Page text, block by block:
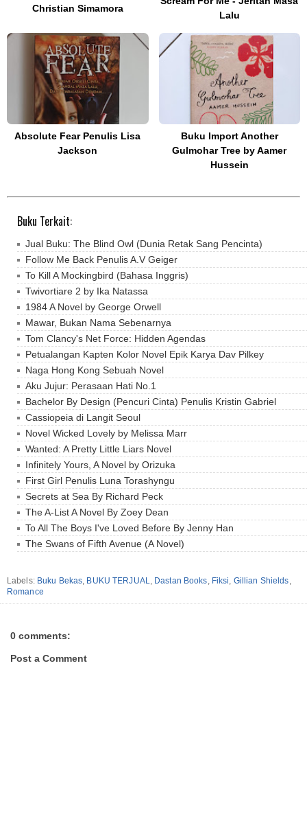
Christian Simamora
Lalu
Absolute Fear Penulis Lisa
Jackson
Buku Import Another
Gulmohar Tree by Aamer
Hussein
Buku Terkait:
Jual Buku: The Blind Owl (Dunia Retak Sang Pencinta)
Follow Me Back Penulis A.V Geiger
To Kill A Mockingbird (Bahasa Inggris)
Twivortiare 2 by Ika Natassa
1984 A Novel by George Orwell
Mawar, Bukan Nama Sebenarnya
Tom Clancy's Net Force: Hidden Agendas
Petualangan Kapten Kolor Novel Epik Karya Dav Pilkey
Naga Hong Kong Sebuah Novel
Aku Jujur: Perasaan Hati No.1
Bachelor By Design (Pencuri Cinta) Penulis Kristin Gabriel
Cassiopeia di Langit Seoul
Novel Wicked Lovely by Melissa Marr
Wanted: A Pretty Little Liars Novel
Infinitely Yours, A Novel by Orizuka
First Girl Penulis Luna Torashyngu
Secrets at Sea By Richard Peck
The A-List A Novel By Zoey Dean
To All The Boys I've Loved Before By Jenny Han
The Swans of Fifth Avenue (A Novel)
Labels: Buku Bekas, BUKU TERJUAL, Dastan Books, Fiksi, Gillian Shields,
Romance
0 comments:
Post a Comment